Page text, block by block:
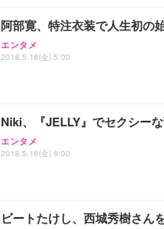
阿部寛、特注衣装で人生初の
エンタメ
2018.5.18(金) 5:00
Niki、『JELLY』でセクシー
エンタメ
2018.5.18(金) 6:00
ビートたけし、西城秀樹さん